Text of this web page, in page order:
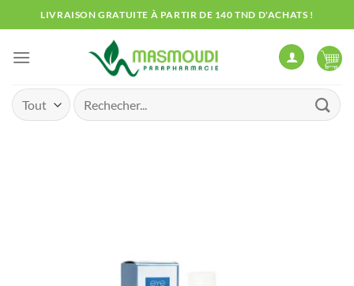
au
contenu
LIVRAISON GRATUITE À PARTIR DE 140 TND D'ACHATS !
Recherche
pour :